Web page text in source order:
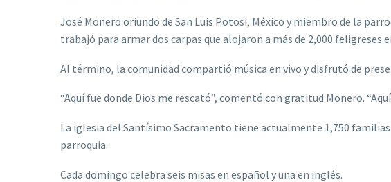
José Monero oriundo de San Luis Potosi, México y miembro de la
trabajó para armar dos carpas que alojaron a más de 2,000 feligreses
Al término, la comunidad compartió música en vivo y disfrutó de
“Aquí fue donde Dios me rescató”, comentó con gratitud Monero.
La iglesia del Santísimo Sacramento tiene actualmente 1,750
parroquia.
Cada domingo celebra seis misas en español y una en inglés.